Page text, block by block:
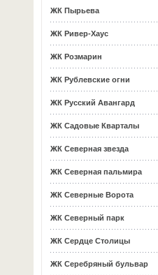
ЖК Пырьева
ЖК Ривер-Хаус
ЖК Розмарин
ЖК Рублевские огни
ЖК Русский Авангард
ЖК Садовые Кварталы
ЖК Северная звезда
ЖК Северная пальмира
ЖК Северные Ворота
ЖК Северный парк
ЖК Сердце Столицы
ЖК Серебряный бульвар